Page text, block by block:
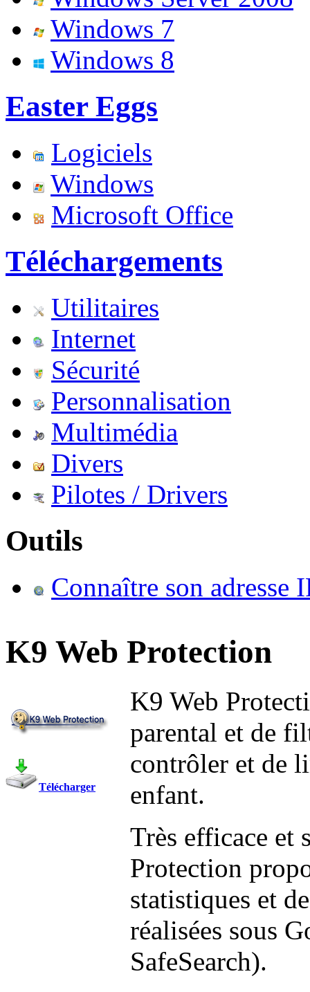
Windows 7
Windows 8
Easter Eggs
Logiciels
Windows
Microsoft Office
Téléchargements
Utilitaires
Internet
Sécurité
Personnalisation
Multimédia
Divers
Pilotes / Drivers
Outils
Connaître son adresse
K9 Web Protection
Télécharger
K9 Web
parental et de
contrôler et de
enfant.
Très efficace et
Protection
statistiques et
réalisées sous
SafeSearch).